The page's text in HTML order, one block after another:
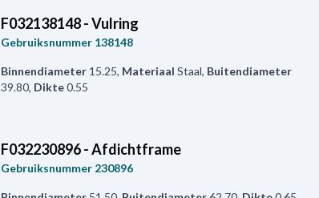
F032138148 - Vulring
Gebruiksnummer 138148
Binnendiameter 15.25, Materiaal Staal, Buitendiameter
39.80, Dikte0.55
F032230896 - Afdichtframe
Gebruiksnummer 230896